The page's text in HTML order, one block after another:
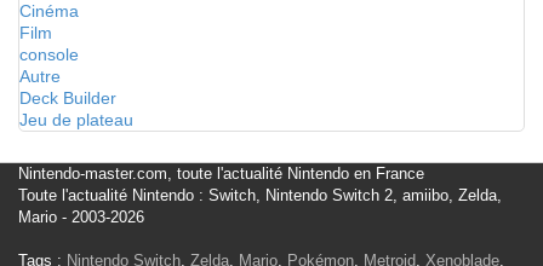
Cinéma
Film
console
Autre
Deck Builder
Jeu de plateau
Nintendo-master.com, toute l'actualité Nintendo en France
Toute l'actualité Nintendo : Switch, Nintendo Switch 2, amiibo, Zelda,
Mario - 2003-2026
Tags : Nintendo Switch, Zelda, Mario, Pokémon, Metroid, Xenoblade,